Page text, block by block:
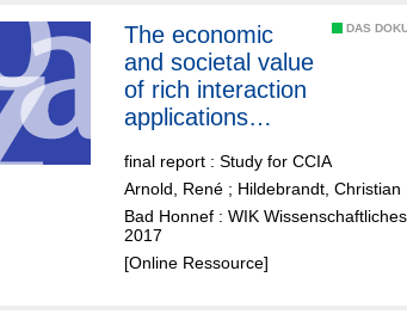
ement und
Netzneutralität
DAS
The economic
and societal value
of rich interaction
applications
final report : Study for CCIA
Arnold, René ; Hildebrandt, Christian
Bad Honnef : WIK
2017
[Online Ressource]